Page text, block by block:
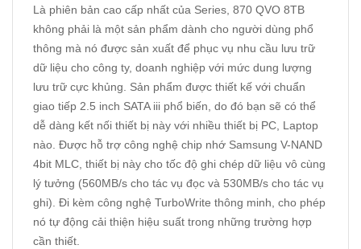
Là phiên bản cao cấp nhất của Series, 870 QVO 8TB
không phải là một sản phẩm dành cho người dùng phổ
thông mà nó được sản xuất để phục vụ nhu cầu lưu trữ
dữ liệu cho công ty, doanh nghiệp với mức dung lượng
lưu trữ cực khủng. Sản phẩm được thiết kế với chuẩn
giao tiếp 2.5 inch SATA iii phổ biến, do đó bạn sẽ có thể
dễ dàng kết nối thiết bị này với nhiều thiết bị PC, Laptop
nào. Được hỗ trợ công nghệ chip nhớ Samsung V-NAND
4bit MLC, thiết bị này cho tốc độ ghi chép dữ liệu vô cùng
lý tưởng (560MB/s cho tác vụ đọc và 530MB/s cho tác vụ
ghi). Đi kèm công nghệ TurboWrite thông minh, cho phép
nó tự động cải thiện hiệu suất trong những trường hợp
cần thiết.